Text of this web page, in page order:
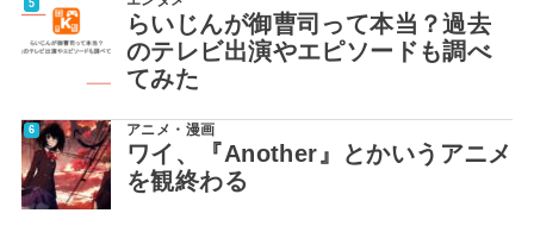
らいじんが御曹司って本当？過去
のテレビ出演やエピソードも調べ
てみた
アニメ・漫画
ワイ、『Another』とかいうアニメ
を観終わる